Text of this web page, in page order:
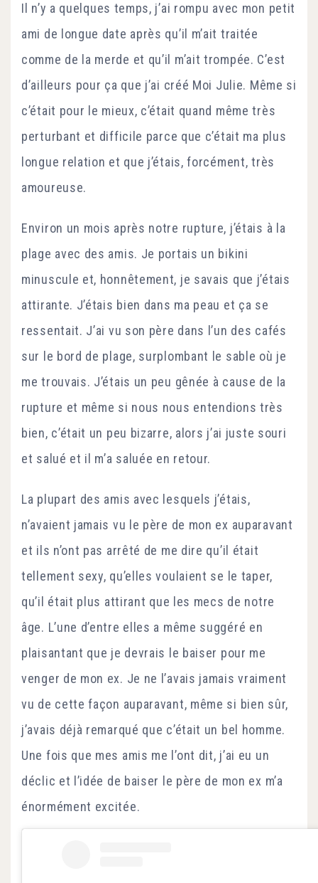
Il n’y a quelques temps, j’ai rompu avec mon petit
ami de longue date après qu’il m’ait traitée
comme de la merde et qu’il m’ait trompée. C’est
d’ailleurs pour ça que j’ai créé Moi Julie. Même si
c’était pour le mieux, c’était quand même très
perturbant et difficile parce que c’était ma plus
longue relation et que j’étais, forcément, très
amoureuse.
Environ un mois après notre rupture, j’étais à la
plage avec des amis. Je portais un bikini
minuscule et, honnêtement, je savais que j’étais
attirante. J’étais bien dans ma peau et ça se
ressentait. J’ai vu son père dans l’un des cafés
sur le bord de plage, surplombant le sable où je
me trouvais. J’étais un peu gênée à cause de la
rupture et même si nous nous entendions très
bien, c’était un peu bizarre, alors j’ai juste souri
et salué et il m’a saluée en retour.
La plupart des amis avec lesquels j’étais,
n’avaient jamais vu le père de mon ex auparavant
et ils n’ont pas arrêté de me dire qu’il était
tellement sexy, qu’elles voulaient se le taper,
qu’il était plus attirant que les mecs de notre
âge. L’une d’entre elles a même suggéré en
plaisantant que je devrais le baiser pour me
venger de mon ex. Je ne l’avais jamais vraiment
vu de cette façon auparavant, même si bien sûr,
j’avais déjà remarqué que c’était un bel homme.
Une fois que mes amis me l’ont dit, j’ai eu un
déclic et l’idée de baiser le père de mon ex m’a
énormément excitée.